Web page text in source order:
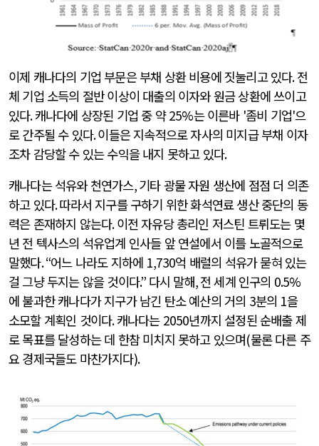
이제 캐나다의 기업 부문은 부채 상환 비용에 짓눌리고 있다.전
체 기업 소득의 절반 이상이 대출의 이자와 원금 상환에 쓰이고
있다.캐나다에 상장된 기업 중 약25%는 이른바 '좀비 기업'으
로 간주될 수 있다.이들은 지속적으로 자사의 미지급 부채 이자
조차 감당할 수 있는 수익을 내지 못하고 있다.
캐나다는 석유와 천연가스,기타 광물 자원 생산에 점점 더 의존
하고 있다.따라서 지구를 구하기 위한 화석연료 생산 중단의 동
력은 존재하지 않는다.이전 자유당 총리인 저스틴 트뤼도는 몇
년 전 텍사스의 석유업계 인사들 앞 연설에서 이를 노골적으로
말했다. “어느 나라도 지하에 1,730억 배럴의 석유가 묻혀 있는
걸 그냥 두지는 않을 것이다.” 다시 말해,전 세계 인구의 0.5%
에 불과한 캐나다가 지구가 남긴 탄소 예산의 거의 3분의 1을
소모할 계획인 것이다.캐나다는 2050년까지 설정된 순배출 제
로 목표를 달성하는 데 한참 미치지 못하고 있으며(물론 다른 주
요 경제국들도 마찬가지다).